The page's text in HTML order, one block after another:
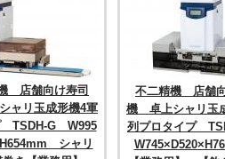
店舗向け寿司
ャリ玉成形機4軍
TSDH-G W995
シャリ
不二精機 店舗
機 卓上シャリ玉
列プロタイプ